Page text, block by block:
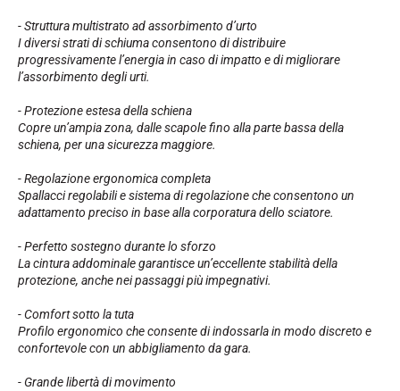
MULTI-SPORT
EQUITAZIONE
- Struttura multistrato ad assorbimento d’urto
I diversi strati di schiuma consentono di distribuire
progressivamente l’energia in caso di impatto e di migliorare
l’assorbimento degli urti.
- Protezione estesa della schiena
Copre un’ampia zona, dalle scapole fino alla parte bassa della
schiena, per una sicurezza maggiore.
- Regolazione ergonomica completa
Spallacci regolabili e sistema di regolazione che consentono un
adattamento preciso in base alla corporatura dello sciatore.
- Perfetto sostegno durante lo sforzo
La cintura addominale garantisce un’eccellente stabilità della
protezione, anche nei passaggi più impegnativi.
- Comfort sotto la tuta
Profilo ergonomico che consente di indossarla in modo discreto e
confortevole con un abbigliamento da gara.
- Grande libertà di movimento